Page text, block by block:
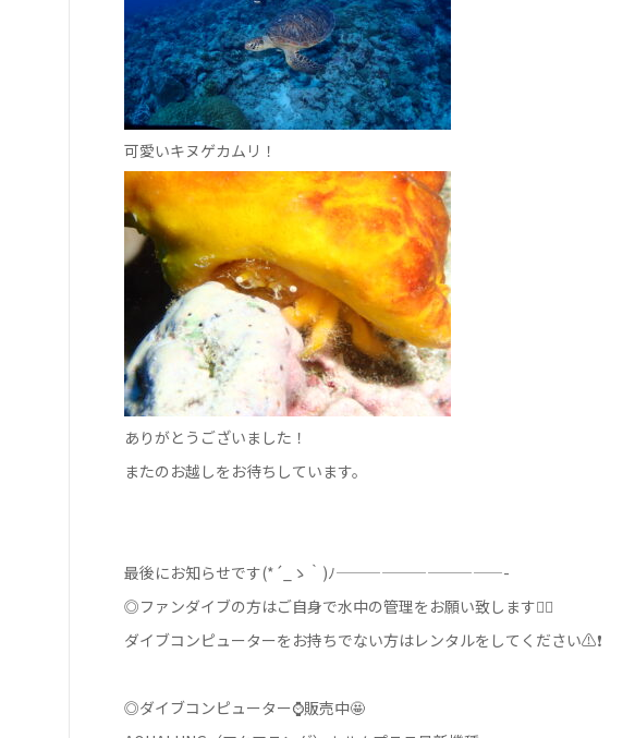
可愛いキヌゲカムリ！
ありがとうございました！
またのお越しをお待ちしています。
最後にお知らせです(*´_ゝ｀)ﾉ———————————-
◎ファンダイブの方はご自身で水中の管理をお願い致します🙇‍♀️
ダイブコンピューターをお持ちでない方はレンタルをしてください⚠❗
◎ダイブコンピューター⌚販売中🤩